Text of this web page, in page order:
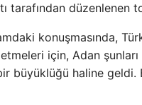
tarafından düzenlenen
konuşmasında,
için, Adan
büyüklüğü haline geldi.